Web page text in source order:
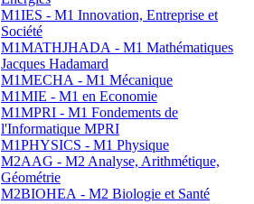
M1IES - M1 Innovation, Entreprise et
Société
M1MATHJHADA - M1 Mathématiques
Jacques Hadamard
M1MECHA - M1 Mécanique
M1MIE - M1 en Economie
M1MPRI - M1 Fondements de
l'Informatique MPRI
M1PHYSICS - M1 Physique
M2AAG - M2 Analyse, Arithmétique,
Géométrie
M2BIOHEA - M2 Biologie et Santé